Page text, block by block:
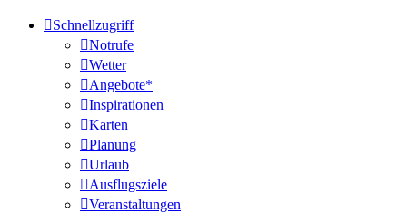
Schnellzugriff
Notrufe
Wetter
Angebote*
Inspirationen
Karten
Planung
Urlaub
Ausflugsziele
Veranstaltungen